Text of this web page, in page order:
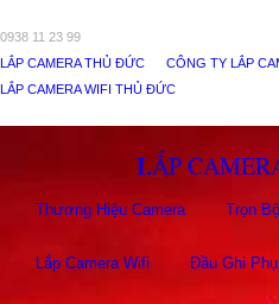
0938 11 23 99
LẮP CAMERA THỦ ĐỨC
CÔNG TY LẮP
LẮP CAMERA WIFI THỦ ĐỨC
LẮP
Thương Hiệu Camera Trọn
Lắp Camera Wifi Đầu Ghi